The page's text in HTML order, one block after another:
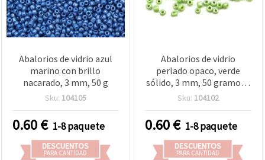
Abalorios de vidrio azul
marino con brillo
nacarado, 3 mm, 50 g
Sku: 104105
0.60€ 1-8 paquete
DESCUENTOS
PARA CANTIDAD
Abalorios de vidrio
perlado opaco, verde
sólido, 3 mm, 50 gramos -
para bisutería y
Sku: 104102
0.60€ 1-8 paquete
DESCUENTOS
PARA CANTIDAD